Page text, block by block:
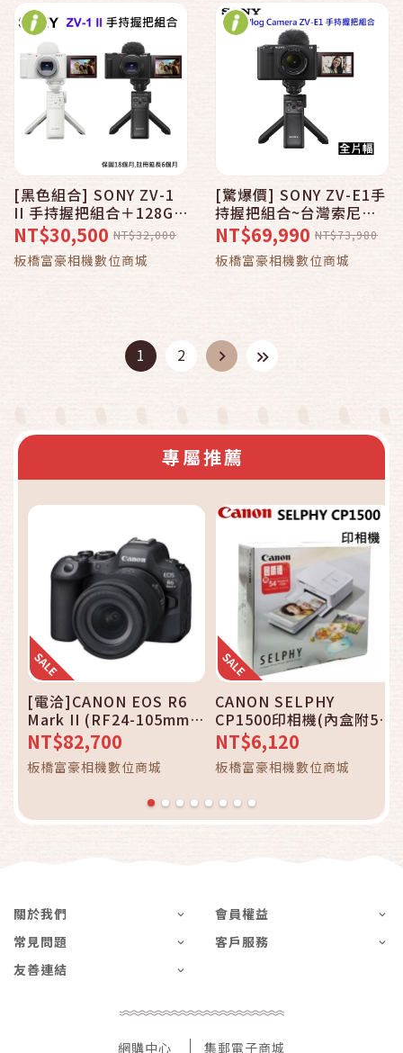
[黑色組合] SONY ZV-1
II 手持握把組合＋128G
＋保護貼~公司貨
NT$30,500 NT$32,000
板橋富豪相機數位商城
[驚爆價] SONY ZV-E1手
持握把組合~台灣索尼公
司貨
NT$69,990 NT$73,980
板橋富豪相機數位商城
1 2
專屬推薦
[電洽]CANON EOS R6
Mark II (RF24-105mm
f/4-7.1 IS STM單鏡組)＋
128G記憶卡＋保護貼＋背
包~台灣佳能公司貨
NT$82,700
板橋富豪相機數位商城
CANON SELPHY
CP1500印相機(內盒附54
張相紙含墨盒)＋RP-108
相紙~台灣佳能公司貨
NT$6,120
板橋富豪相機數位商城
關於我們
會員權益
常見問題
客戶服務
友善連結
網購中心 集郵電子商城